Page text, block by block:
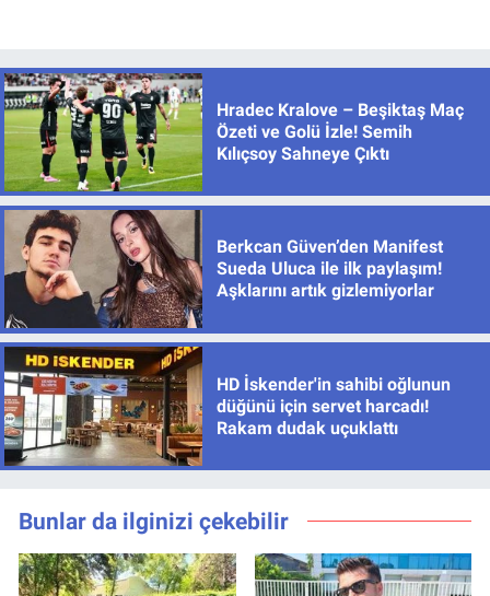
Hradec Kralove – Beşiktaş Maç
Özeti ve Golü İzle! Semih
Kılıçsoy Sahneye Çıktı
Berkcan Güven’den Manifest
Sueda Uluca ile ilk paylaşım!
Aşklarını artık gizlemiyorlar
HD İskender'in sahibi oğlunun
düğünü için servet harcadı!
Rakam dudak uçuklattı
Bunlar da ilginizi çekebilir